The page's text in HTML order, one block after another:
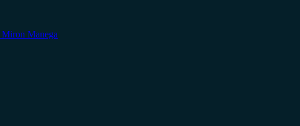
Miron Manega